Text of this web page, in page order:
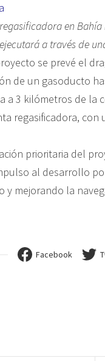
en
a través de
se prevé el
de un gasoducto
a 3 kilómetros de
regasificadora, con
prioritaria del
al desarrollo
y mejorando la
Facebook